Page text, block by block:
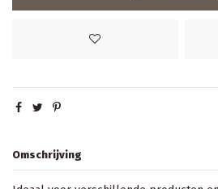
Omschrijving